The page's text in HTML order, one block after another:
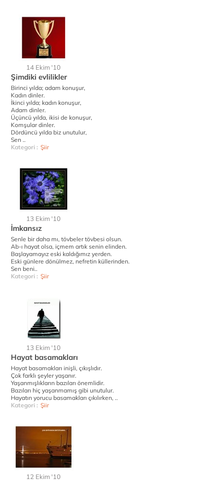
14 Ekim '10
Şimdiki evlilikler
Birinci yılda; adam konuşur,
Kadın dinler.
İkinci yılda; kadın konuşur,
Adam dinler.
Üçüncü yılda, ikisi de konuşur,
Komşular dinler.
Dördüncü yılda biz unutulur,
Sen ..
Kategori : Şiir
13 Ekim '10
İmkansız
Senle bir daha mı, tövbeler tövbesi olsun.
Ab-ı hayat olsa, içmem artık senin elinden.
Başlayamayız eski kaldığımız yerden.
Eski günlere dönülmez, nefretin küllerinden.
Sen beni..
Kategori : Şiir
13 Ekim '10
Hayat basamakları
Hayat basamakları inişli, çıkışlıdır.
Çok farklı şeyler yaşanır.
Yaşanmışlıkların bazıları önemlidir.
Bazıları hiç yaşanmamış gibi unutulur.
Hayatın yorucu basamakları çıkılırken, ..
Kategori : Şiir
12 Ekim '10